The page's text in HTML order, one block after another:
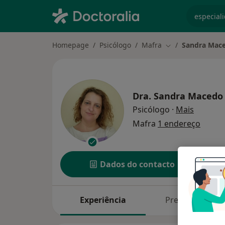
Homepage Psicólogo Mafra Mudar de cidade
Sandra
Dra. Sandra Macedo
Psicólogo · Mais
Mafra 1 endereço
Dados do contacto
Experiência Preços